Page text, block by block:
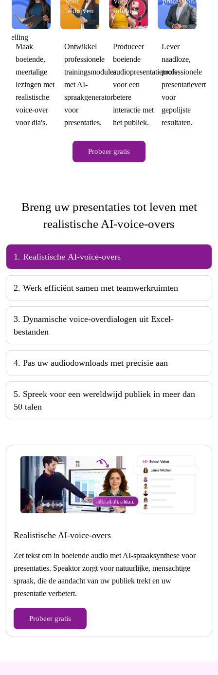
Maak
boeiende,
meertalige
lezingen met
realistische
voice-over
voor dia's.
bedrijven
Ontwikkel
professionele
trainingsmodules
met AI-
spraakgenerator
voor
presentaties.
inhoud
Produceer
boeiende
audiopresentatietools
voor een
betere
interactie met
het publiek.
Lever
naadloze,
professionele
voor
gepolijste
resultaten.
Probeer gratis
Breng uw presentaties tot leven met
realistische AI-voice-overs
1. Realistische AI-voice-overs
2. Werk efficiënt samen met teamwerkruimten
3. Dynamische voice-overdialogen uit Excel-
bestanden
4. Pas uw audiodownloads met precisie aan
5. Spreek voor een wereldwijd publiek in meer dan
50 talen
Realistische AI-voice-overs
Zet tekst om in boeiende audio met AI-spraaksynthese voor
presentaties. Speaktor zorgt voor natuurlijke, mensachtige
spraak, die de aandacht van uw publiek trekt en uw
presentatie verbetert.
Probeer gratis